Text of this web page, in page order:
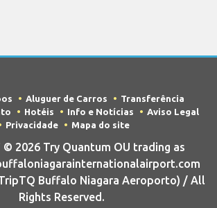
Aluguer de Carros
Transferência
Hotéis Info e Notícias
Aviso Legal
Privacidade
Mapa do site
© 2026 Try Quantum OU trading as
Buffalo Niagara Aeroporto) / All
Rights Reserved.